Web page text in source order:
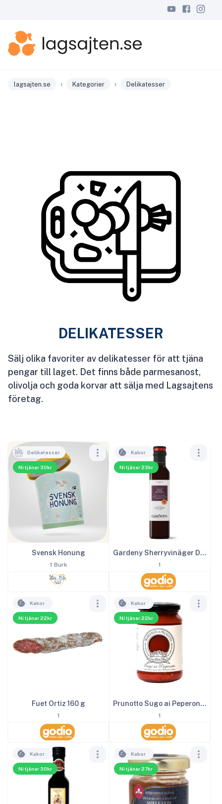
lagsajten.se › Kategorier › Delikatesser
DELIKATESSER
Sälj olika favoriter av delikatesser för att tjäna
pengar till laget. Det finns både parmesanost,
olivolja och goda korvar att sälja med Lagsajtens
företag.
Ni tjänar 30kr
Delikatesser
Svensk Honung
1 Burk
Ni tjänar 23kr
Kakor
Gardeny Sherryvinäger DOP 25 cl
1
Ni tjänar 22kr
Kakor
Fuet Ortiz 160 g
1
Ni tjänar 22kr
Kakor
Prunotto Sugo ai Peperoni 340 g EKO
1
Ni tjänar 30kr
Kakor
Ni tjänar 27kr
Kakor